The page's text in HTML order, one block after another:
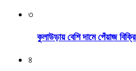
৩
কুলাউড়ায় বেশি দামে পেঁয়াজ
৪